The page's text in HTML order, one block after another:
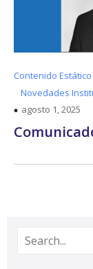
Contenido Estático
Novedades
agosto 1, 2025